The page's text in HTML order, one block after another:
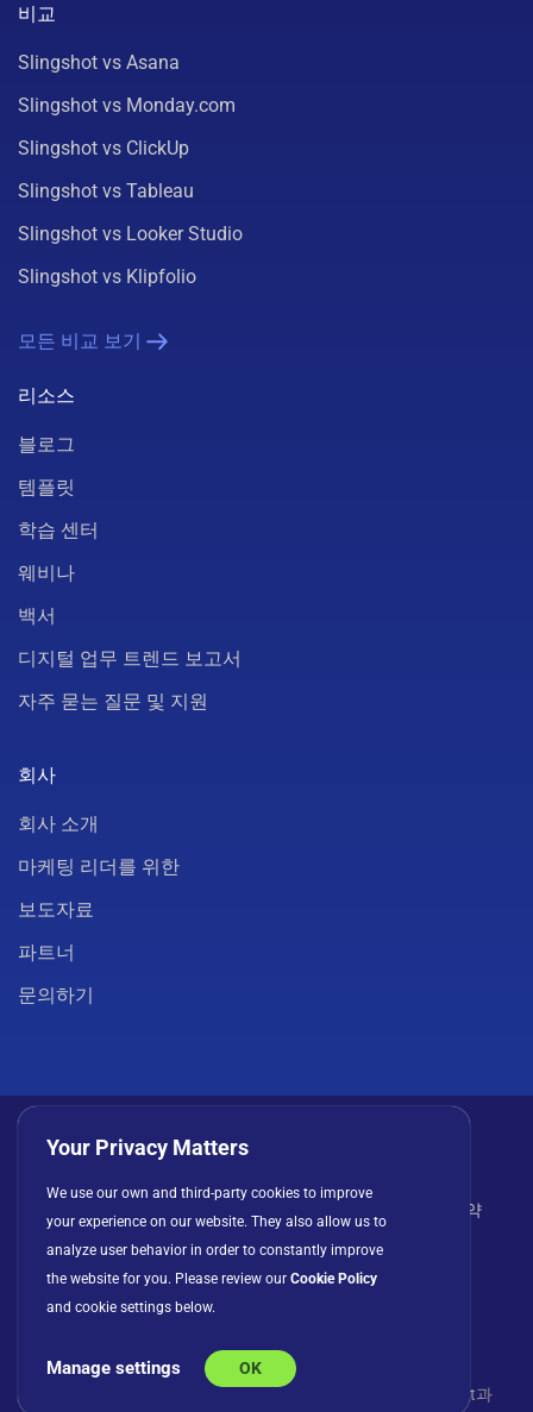
비교
Slingshot vs Asana
Slingshot vs Monday.com
Slingshot vs ClickUp
Slingshot vs Tableau
Slingshot vs Looker Studio
Slingshot vs Klipfolio
모든 비교 보기
리소스
블로그
템플릿
학습 센터
웨비나
백서
디지털 업무 트렌드 보고서
자주 묻는 질문 및 지원
회사
회사 소개
마케팅 리더를 위한
보도자료
파트너
문의하기
라이선스 계약
© Copyright 2026 INFRAGISTICS. 모든 권리 보유. Slingshot과
Your Privacy Matters
We use our own and third-party cookies to improve
your experience on our website. They also allow us to
analyze user behavior in order to constantly improve
the website for you. Please review our Cookie Policy
and cookie settings below.
Manage settings OK